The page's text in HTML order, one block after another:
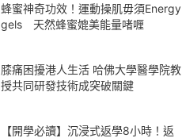
蜂蜜神奇功效！運動操肌毋須Energy
gels 天然蜂蜜媲美能量啫喱
膝痛困擾港人生活 哈佛大學醫學院教
授共同研發技術成突破關鍵
【開學必讀】沉浸式返學8小時！返